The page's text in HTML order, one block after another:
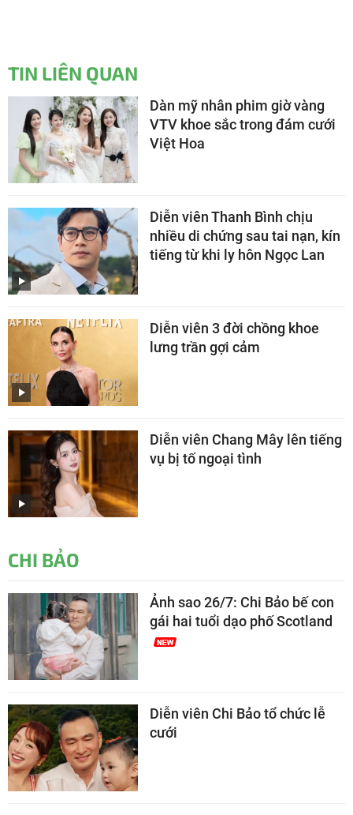
TIN LIÊN QUAN
Dàn mỹ nhân phim giờ vàng
VTV khoe sắc trong đám cưới
Việt Hoa
Diễn viên Thanh Bình chịu
nhiều di chứng sau tai nạn, kín
tiếng từ khi ly hôn Ngọc Lan
Diễn viên 3 đời chồng khoe
lưng trần gợi cảm
Diễn viên Chang Mây lên tiếng
vụ bị tố ngoại tình
CHI BẢO
Ảnh sao 26/7: Chi Bảo bế con
gái hai tuổi dạo phố Scotland
Diễn viên Chi Bảo tổ chức lễ
cưới